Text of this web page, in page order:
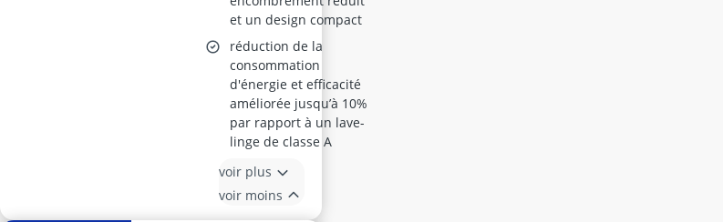
inverseur - 16
Programmes -
Blanc
et un design compact
réduction de la
consommation
d'énergie et efficacité
améliorée jusqu’à 10%
par rapport à un lave-
linge de classe A
voir plus
voir moins